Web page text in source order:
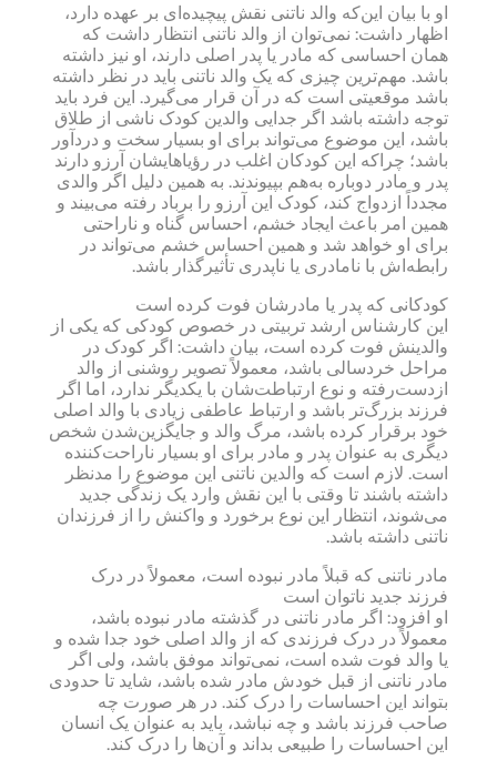
او با بیان این‌که والد ناتنی نقش پیچیده‌ای بر عهده دارد،
اظهار داشت: نمی‌توان از والد ناتنی انتظار داشت که
همان احساسی که مادر یا پدر اصلی دارند، او نیز داشته
باشد. مهم‌ترین چیزی که یک والد ناتنی باید در نظر داشته
باشد موقعیتی است که در آن قرار می‌گیرد. این فرد باید
توجه داشته باشد اگر جدایی والدین کودک ناشی از طلاق
باشد، این موضوع می‌تواند برای او بسیار سخت و دردآور
باشد؛ چراکه این کودکان اغلب در رؤیاهایشان آرزو دارند
پدر و مادر دوباره به‌هم بپیوندند. به همین دلیل اگر والدی
مجدداً ازدواج کند، کودک این آرزو را برباد رفته می‌بیند و
همین امر باعث ایجاد خشم، احساس گناه و ناراحتی
برای او خواهد شد و همین احساس خشم می‌تواند در
رابطه‌اش با نامادری یا ناپدری تأثیرگذار باشد.
کودکانی که پدر یا مادرشان فوت کرده است
این کارشناس ارشد تربیتی در خصوص کودکی که یکی از
والدینش فوت کرده است، بیان داشت: اگر کودک در
مراحل خردسالی باشد، معمولاً تصویر روشنی از والد
ازدست‌رفته و نوع ارتباطت‌شان با یکدیگر ندارد، اما اگر
فرزند بزرگ‌تر باشد و ارتباط عاطفی زیادی با والد اصلی
خود برقرار کرده باشد، مرگ والد و جایگزین‌شدن شخص
دیگری به عنوان پدر و مادر برای او بسیار ناراحت‌کننده
است. لازم است که والدین ناتنی این موضوع را مدنظر
داشته باشند تا وقتی با این نقش وارد یک زندگی جدید
می‌شوند، انتظار این نوع برخورد و واکنش را از فرزندان
ناتنی داشته باشد.
مادر ناتنی که قبلاً مادر نبوده است، معمولاً در درک
فرزند جدید ناتوان است
او افزود: اگر مادر ناتنی در گذشته مادر نبوده باشد،
معمولاً در درک فرزندی که از والد اصلی خود جدا شده و
یا والد فوت شده است، نمی‌تواند موفق باشد، ولی اگر
مادر ناتنی از قبل خودش مادر شده باشد، شاید تا حدودی
بتواند این احساسات را درک کند. در هر صورت چه
صاحب فرزند باشد و چه نباشد، باید به عنوان یک انسان
این احساسات را طبیعی بداند و آن‌ها را درک کند.